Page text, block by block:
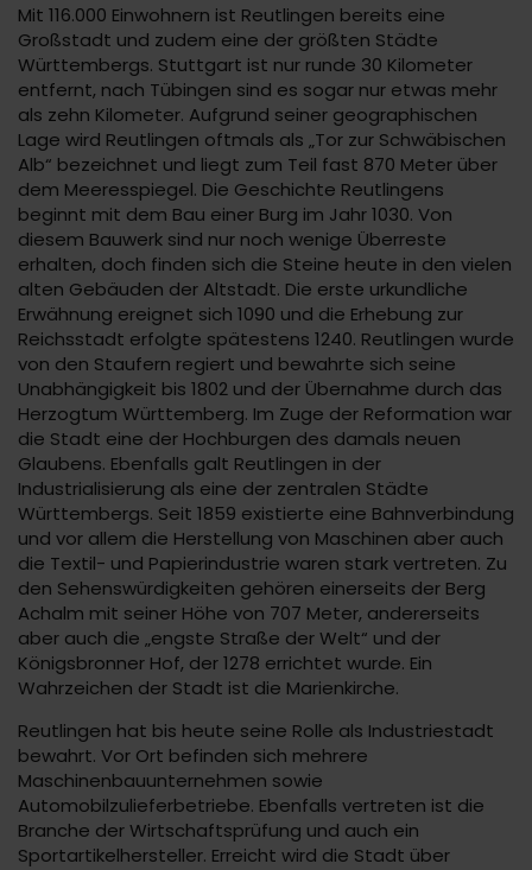
Mit 116.000 Einwohnern ist Reutlingen bereits eine
Großstadt und zudem eine der größten Städte
Württembergs. Stuttgart ist nur runde 30 Kilometer
entfernt, nach Tübingen sind es sogar nur etwas mehr
als zehn Kilometer. Aufgrund seiner geographischen
Lage wird Reutlingen oftmals als „Tor zur Schwäbischen
Alb“ bezeichnet und liegt zum Teil fast 870 Meter über
dem Meeresspiegel. Die Geschichte Reutlingens
beginnt mit dem Bau einer Burg im Jahr 1030. Von
diesem Bauwerk sind nur noch wenige Überreste
erhalten, doch finden sich die Steine heute in den vielen
alten Gebäuden der Altstadt. Die erste urkundliche
Erwähnung ereignet sich 1090 und die Erhebung zur
Reichsstadt erfolgte spätestens 1240. Reutlingen wurde
von den Staufern regiert und bewahrte sich seine
Unabhängigkeit bis 1802 und der Übernahme durch das
Herzogtum Württemberg. Im Zuge der Reformation war
die Stadt eine der Hochburgen des damals neuen
Glaubens. Ebenfalls galt Reutlingen in der
Industrialisierung als eine der zentralen Städte
Württembergs. Seit 1859 existierte eine Bahnverbindung
und vor allem die Herstellung von Maschinen aber auch
die Textil- und Papierindustrie waren stark vertreten. Zu
den Sehenswürdigkeiten gehören einerseits der Berg
Achalm mit seiner Höhe von 707 Meter, andererseits
aber auch die „engste Straße der Welt“ und der
Königsbronner Hof, der 1278 errichtet wurde. Ein
Wahrzeichen der Stadt ist die Marienkirche.
Reutlingen hat bis heute seine Rolle als Industriestadt
bewahrt. Vor Ort befinden sich mehrere
Maschinenbauunternehmen sowie
Automobilzulieferbetriebe. Ebenfalls vertreten ist die
Branche der Wirtschaftsprüfung und auch ein
Sportartikelhersteller. Erreicht wird die Stadt über